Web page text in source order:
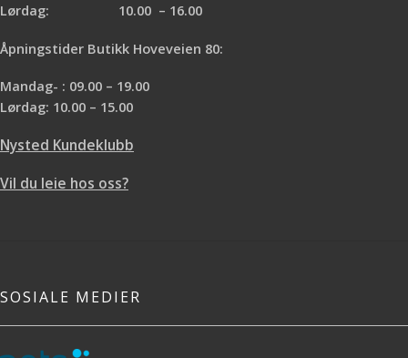
Lørdag: 10.00 – 16.00
Åpningstider Butikk Hoveveien 80:
Mandag- : 09.00 – 19.00
Lørdag: 10.00 – 15.00
Nysted Kundeklubb
Vil du leie hos oss?
SOSIALE MEDIER